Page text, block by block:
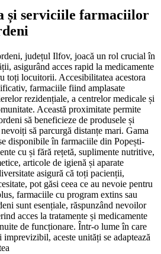
și serviciile farmaciilor
județul Ilfov, joacă un rol crucial în
asigurând acces rapid la medicamente
toți locuitorii. Accesibilitatea acestora
farmaciile fiind amplasate
rezidențiale, a centrelor medicale și
Această proximitate permite
să beneficieze de produsele și
să parcurgă distanțe mari. Gama
disponibile în farmaciile din Popești-
cu și fără rețetă, suplimente nutritive,
articole de igienă și aparate
asigură că toți pacienții,
pot găsi ceea ce au nevoie pentru
farmaciile cu program extins sau
sunt esențiale, răspunzând nevoilor
acces la tratamente și medicamente
de funcționare. Într-o lume în care
aceste unități se adaptează